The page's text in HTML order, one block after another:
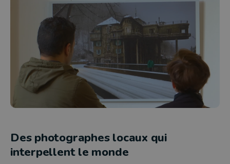
Des photographes locaux qui
interpellent le monde